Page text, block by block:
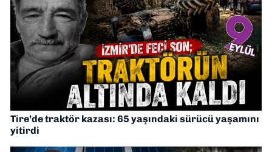
Tire’de traktör kazası: 65 yaşındaki sürücü yaşamını
yitirdi